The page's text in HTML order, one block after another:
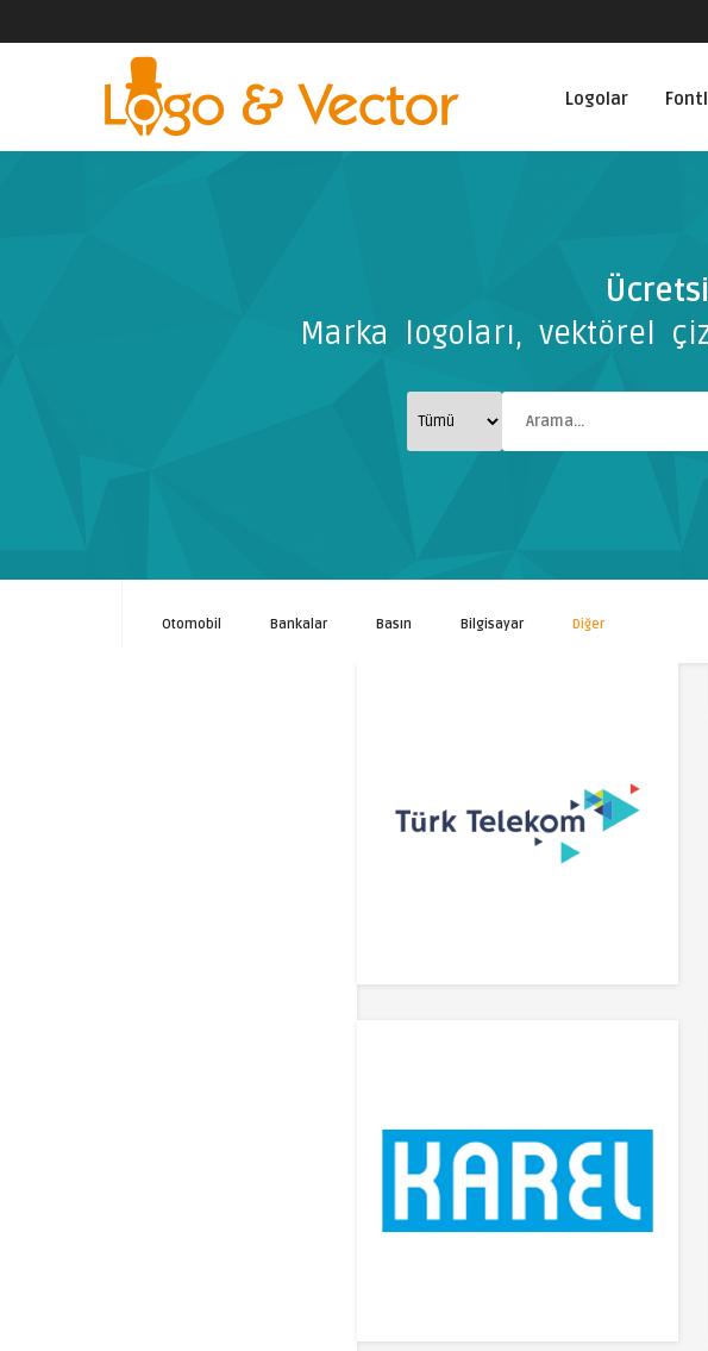
Logolar
Marka logoları, vektörel
Otomobil Bankalar Basın Bilgisayar Diğer